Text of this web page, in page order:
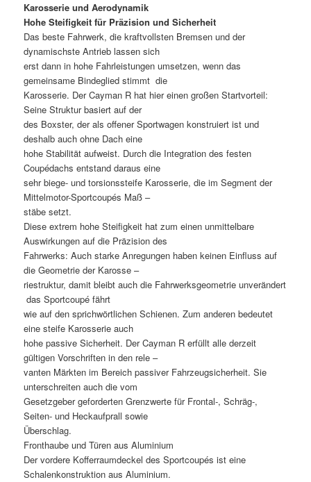
Karosserie und Aerodynamik
Hohe Steifigkeit für Präzision und Sicherheit
Das beste Fahrwerk, die kraftvollsten Bremsen und der
dynamischste Antrieb lassen sich
erst dann in hohe Fahrleistungen umsetzen, wenn das
gemeinsame Bindeglied stimmt  die
Karosserie. Der Cayman R hat hier einen großen Startvorteil:
Seine Struktur basiert auf der
des Boxster, der als offener Sportwagen konstruiert ist und
deshalb auch ohne Dach eine
hohe Stabilität aufweist. Durch die Integration des festen
Coupédachs entstand daraus eine
sehr biege- und torsionssteife Karosserie, die im Segment der
Mittelmotor-Sportcoupés Maß –
stäbe setzt.
Diese extrem hohe Steifigkeit hat zum einen unmittelbare
Auswirkungen auf die Präzision des
Fahrwerks: Auch starke Anregungen haben keinen Einfluss auf
die Geometrie der Karosse –
riestruktur, damit bleibt auch die Fahrwerksgeometrie unverändert
 das Sportcoupé fährt
wie auf den sprichwörtlichen Schienen. Zum anderen bedeutet
eine steife Karosserie auch
hohe passive Sicherheit. Der Cayman R erfüllt alle derzeit
gültigen Vorschriften in den rele –
vanten Märkten im Bereich passiver Fahrzeugsicherheit. Sie
unterschreiten auch die vom
Gesetzgeber geforderten Grenzwerte für Frontal-, Schräg-,
Seiten- und Heckaufprall sowie
Überschlag.
Fronthaube und Türen aus Aluminium
Der vordere Kofferraumdeckel des Sportcoupés ist eine
Schalenkonstruktion aus Aluminium.